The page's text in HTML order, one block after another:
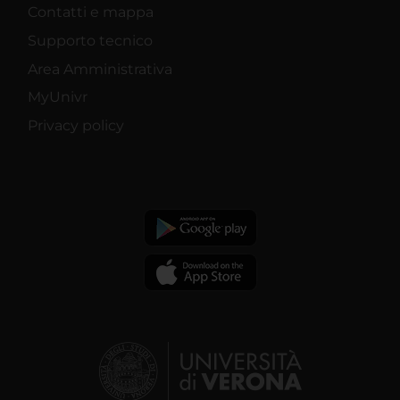
Contatti e mappa
Supporto tecnico
Area Amministrativa
MyUnivr
Privacy policy